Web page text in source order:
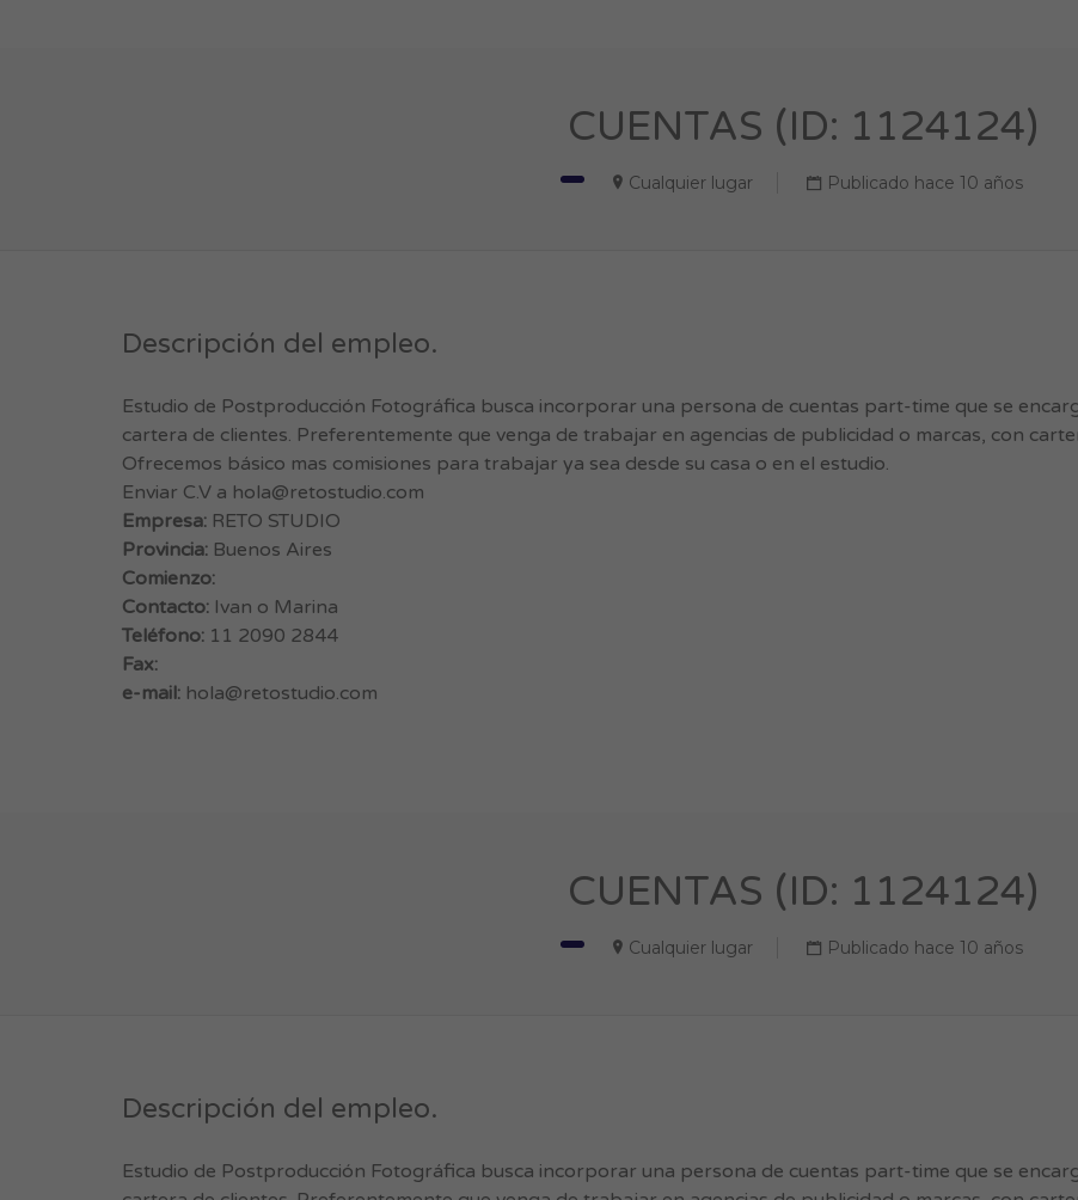
CUENTAS (ID: 1124124)
Cualquier lugar Publicado hace 10 años
Descripción del empleo.
Estudio de Postproducción Fotográfica busca incorporar una persona de cuentas part-time que se
cartera de clientes. Preferentemente que venga de trabajar en agencias de publicidad o marcas, con
Ofrecemos básico mas comisiones para trabajar ya sea desde su casa o en el estudio.
Enviar C.V a hola@retostudio.com
Empresa: RETO STUDIO
Provincia: Buenos Aires
Comienzo:
Contacto: Ivan o Marina
Teléfono: 11 2090 2844
Fax:
e-mail: hola@retostudio.com
CUENTAS (ID: 1124124)
Cualquier lugar Publicado hace 10 años
Descripción del empleo.
Estudio de Postproducción Fotográfica busca incorporar una persona de cuentas part-time que se